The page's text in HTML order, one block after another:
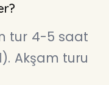
tur 4-5 saat
Akşam turu